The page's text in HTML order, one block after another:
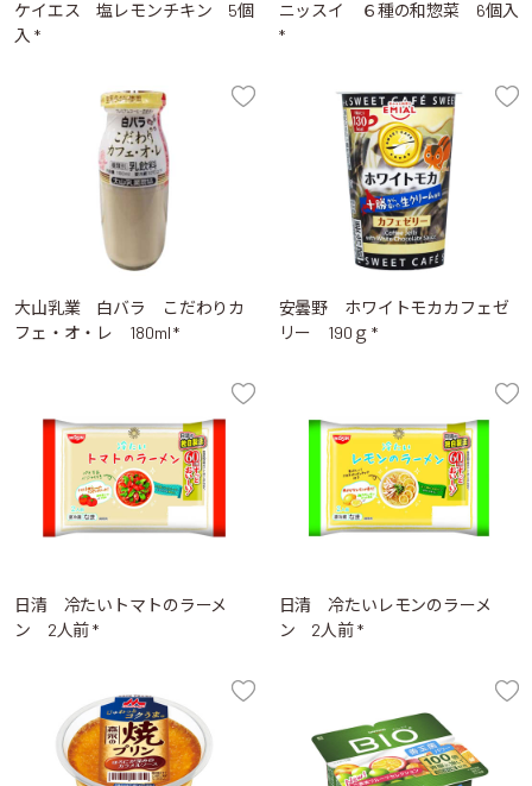
ケイエス 塩レモンチキン 5個
入 *
ニッスイ ６種の和惣菜 6個入
*
大山乳業 白バラ こだわりカ
フェ・オ・レ 180ml *
安曇野 ホワイトモカカフェゼ
リー 190ｇ *
日清 冷たいトマトのラーメ
ン 2人前 *
日清 冷たいレモンのラーメ
ン 2人前 *